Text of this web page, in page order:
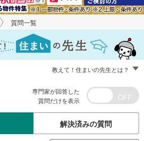
質問一覧
教えて！住まいの先生とは？
専門家が回答した
質問だけを表示
解決済みの質問